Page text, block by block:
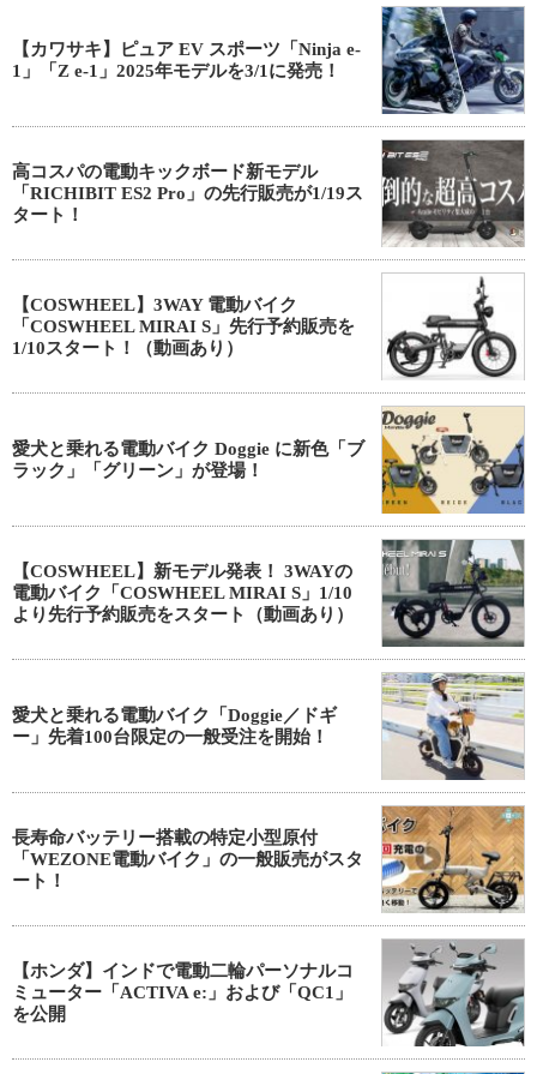
【カワサキ】ピュア EV スポーツ「Ninja e-
1」「Z e-1」2025年モデルを3/1に発売！
高コスパの電動キックボード新モデル
「RICHIBIT ES2 Pro」の先行販売が1/19ス
タート！
【COSWHEEL】3WAY 電動バイク
「COSWHEEL MIRAI S」先行予約販売を
1/10スタート！（動画あり）
愛犬と乗れる電動バイク Doggie に新色「ブ
ラック」「グリーン」が登場！
【COSWHEEL】新モデル発表！ 3WAYの
電動バイク「COSWHEEL MIRAI S」1/10
より先行予約販売をスタート（動画あり）
愛犬と乗れる電動バイク「Doggie／ドギ
ー」先着100台限定の一般受注を開始！
長寿命バッテリー搭載の特定小型原付
「WEZONE電動バイク」の一般販売がスタ
ート！
【ホンダ】インドで電動二輪パーソナルコ
ミューター「ACTIVA e:」および「QC1」
を公開